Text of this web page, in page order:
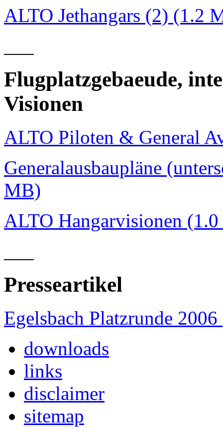
ALTO Jethangars (2) (1.2
Flugplatzgebaeude,
Visionen
ALTO Piloten & General
Generalausbaupläne
MB)
ALTO Hangarvisionen
Presseartikel
Egelsbach Platzrunde
downloads
links
disclaimer
sitemap